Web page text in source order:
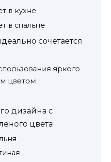
в кухне
в спальне
сочетается
яркого
цветом
дизайна с
цвета